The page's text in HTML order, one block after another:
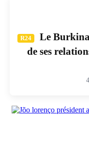
R24
Le
de ses